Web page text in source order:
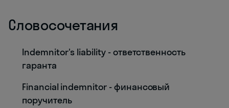
Словосочетания
Indemnitor's liability - ответственность
гаранта
Financial indemnitor - финансовый
поручитель